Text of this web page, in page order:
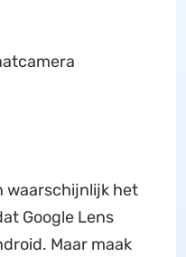
waarschijnlijk het
Google Lens
Maar maak